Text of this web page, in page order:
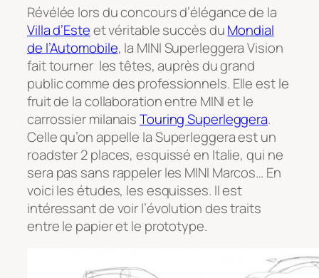
Révélée lors du concours d’élégance de la
Villa d’Esteet véritable succès duMondial
de l’Automobile, la MINI Superleggera Vision
fait tourner les têtes, auprès du grand
public comme des professionnels. Elle est le
fruit de la collaboration entre MINI et le
carrossier milanaisTouring Superleggera.
Celle qu’on appelle laSuperleggeraest un
roadster 2 places, esquissé en Italie, qui ne
sera pas sans rappeler les MINI Marcos… En
voici les études, les esquisses. Il est
intéressant de voir l’évolution des traits
entre le papier et le prototype.